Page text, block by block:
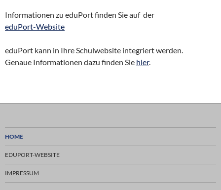
Informationen zu eduPort finden Sie auf der
eduPort-Website
eduPort kann in Ihre Schulwebsite integriert werden.
Genaue Informationen dazu finden Sie hier.
HOME
EDUPORT-WEBSITE
IMPRESSUM